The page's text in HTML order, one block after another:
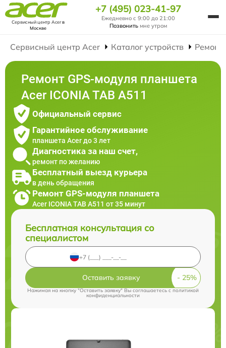
Сервисный центр Acerв
Москве
+7 (495) 023-41-97
Ежедневно с 9:00 до 21:00
Позвонить мне утром
Сервисный центр Acer Каталог устройств
Ремонт GPS-модуля планшета
Acer ICONIA TAB A511
Официальный сервис
Гарантийное обслуживание
планшета Acer до 3 лет
Диагностика за наш счет,
ремонт по желанию
Бесплатный выезд курьера
в день обращения
Ремонт GPS-модуля планшета
Acer ICONIA TAB A511 от 35 минут
Бесплатная консультация со
специалистом
Оставить заявку
Нажимая на кнопку "Оставить заявку" Вы соглашаетесь cполитикой
конфиденциальности